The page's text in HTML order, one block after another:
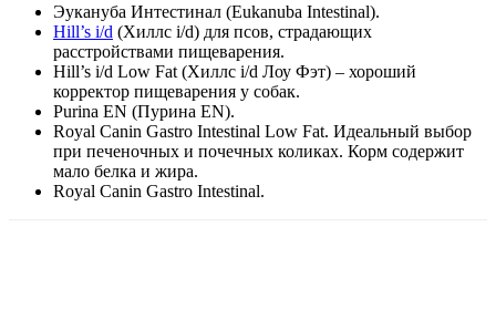
Эукануба Интестинал (Eukanuba Intestinal).
Hill’s i/d (Хиллс i/d) для псов, страдающих
расстройствами пищеварения.
Hill’s i/d Low Fat (Хиллс i/d Лоу Фэт) – хороший
корректор пищеварения у собак.
Purina EN (Пурина EN).
Royal Canin Gastro Intestinal Low Fat. Идеальный выбор
при печеночных и почечных коликах. Корм содержит
мало белка и жира.
Royal Canin Gastro Intestinal.